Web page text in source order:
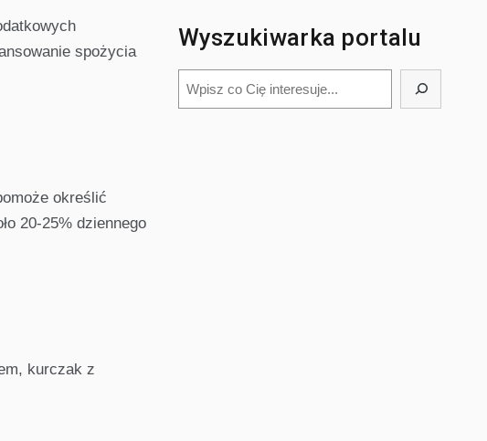
spożycia
określić
20-25% dziennego
kurczak z
Wyszukiwarka portalu